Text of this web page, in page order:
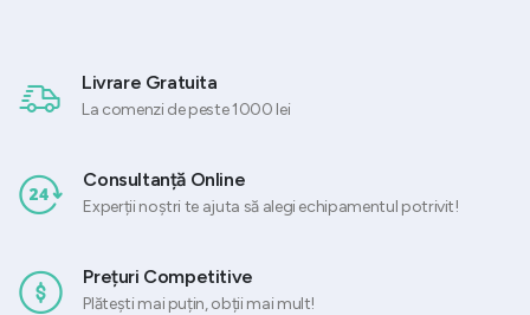
Livrare Gratuita
La comenzi de peste 1000 lei
Consultanță Online
Experții noștri te ajuta să alegi echipamentul potrivit!
Prețuri Competitive
Plătești mai puțin, obții mai mult!